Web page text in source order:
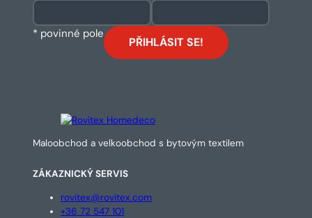
* povinné pole
Maloobchod a velkoobchod s bytovým textilem
ZÁKAZNICKÝ SERVIS
rovitex@rovitex.com
+36 72 547 101